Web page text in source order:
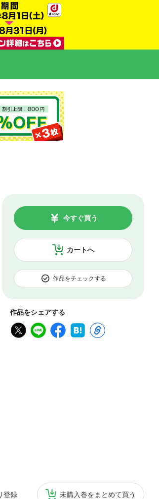
カートへ
今すぐ買う
作品をチェックする
作品をシェアする
登録 未購入巻をまとめて買う